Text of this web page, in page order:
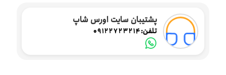
پشتیبان سایت اورس شاپ
تلفن:09122723214